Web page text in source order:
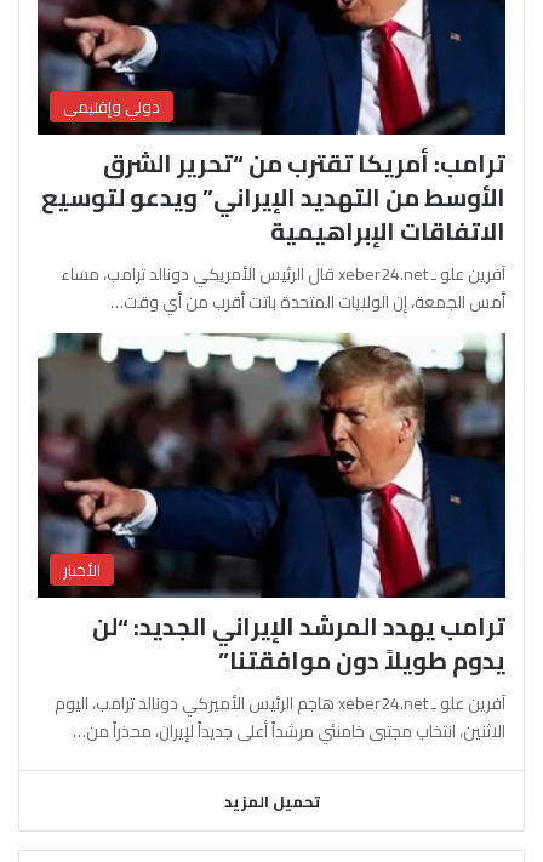
دولي وإقليمي
ترامب: أمريكا تقترب من “تحرير الشرق
الأوسط من التهديد الإيراني” ويدعو لتوسيع
الاتفاقات الإبراهيمية
آفرين علو ـ xeber24.net قال الرئيس الأمريكي دونالد ترامب، مساء
أمس الجمعة، إن الولايات المتحدة باتت أقرب من أي وقت…
الأخبار
ترامب يهدد المرشد الإيراني الجديد: “لن
يدوم طويلاً دون موافقتنا”
آفرين علو ـ xeber24.net هاجم الرئيس الأميركي دونالد ترامب، اليوم
الاثنين، انتخاب مجتبى خامنئي مرشداً أعلى جديداً لإيران، محذراً من…
تحميل المزيد